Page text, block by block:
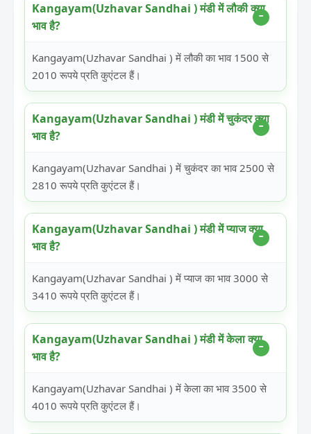
Kangayam(Uzhavar Sandhai ) मंडी में लौकी क्या
भाव है?
Kangayam(Uzhavar Sandhai ) में लौकी का भाव 1500 से
2010 रूपये प्रति कुएंटल हैं।
Kangayam(Uzhavar Sandhai ) मंडी में चुकंदर क्या
भाव है?
Kangayam(Uzhavar Sandhai ) में चुकंदर का भाव 2500 से
2810 रूपये प्रति कुएंटल हैं।
Kangayam(Uzhavar Sandhai ) मंडी में प्याज क्या
भाव है?
Kangayam(Uzhavar Sandhai ) में प्याज का भाव 3000 से
3410 रूपये प्रति कुएंटल हैं।
Kangayam(Uzhavar Sandhai ) मंडी में केला क्या
भाव है?
Kangayam(Uzhavar Sandhai ) में केला का भाव 3500 से
4010 रूपये प्रति कुएंटल हैं।